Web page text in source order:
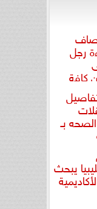
رجل
كافة
بـ
يبحث